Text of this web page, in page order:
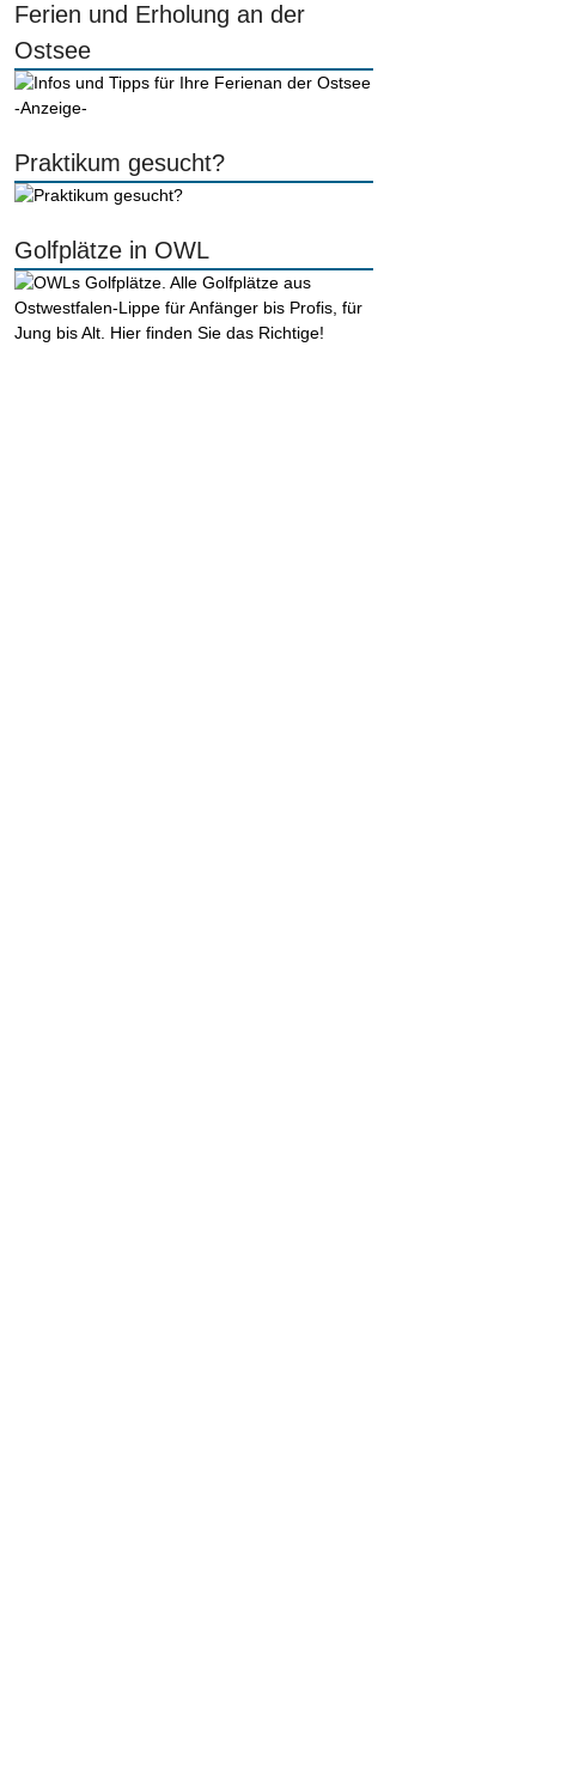
Ferien und Erholung an der
Ostsee
-Anzeige-
Praktikum gesucht?
Golfplätze in OWL